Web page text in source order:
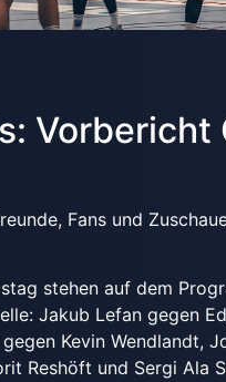
Vorbericht
Fans und
stehen auf dem
Jakub Lefan gegen
Kevin Wendlandt,
Reshöft und Sergi Ala